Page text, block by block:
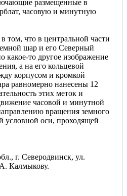
размещенные в
часовую и минутную
том, что в центральной части
шар и его Северный
какое-то другое изображение
а на его кольцевой
корпусом и кромкой
равномерно нанесены 12
этих меток и
часовой и минутной
вращения земного
условной оси, проходящей
г. Северодвинск, ул.
Калмыкову.